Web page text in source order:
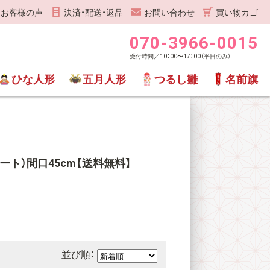
お客様の声 決済・配送・返品 お問い合わせ 買い物カゴ
070-3966-0015
受付時間／10：00〜17：00（平日のみ）
ひな人形 五月人形 つるし雛 名前旗
）間口45cm【送料無料】
並び順：